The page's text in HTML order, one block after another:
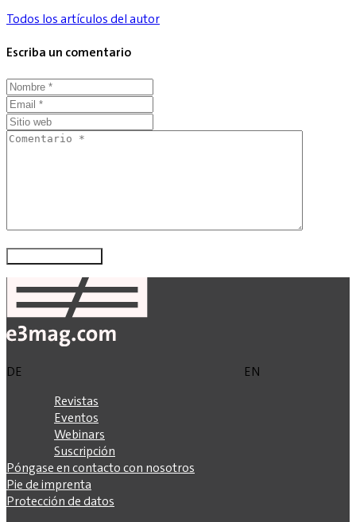
Todos los artículos del autor
Escriba un comentario
DE
EN
Revistas
Eventos
Webinars
Suscripción
Póngase en contacto con nosotros
Pie de imprenta
Protección de datos